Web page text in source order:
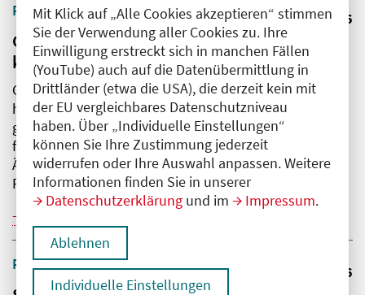
Mit Klick auf „Alle Cookies akzeptieren“ stimmen
Sie der Verwendung aller Cookies zu. Ihre
Einwilligung erstreckt sich in manchen Fällen
(YouTube) auch auf die Datenübermittlung in
Drittländer (etwa die USA), die derzeit kein mit
der EU vergleichbares Datenschutzniveau
haben. Über „Individuelle Einstellungen“
können Sie Ihre Zustimmung jederzeit
widerrufen oder Ihre Auswahl anpassen. Weitere
Informationen finden Sie in unserer
Datenschutzerklärung und im Impressum.
Ablehnen
Individuelle Einstellungen
Pressemitteilung 10.03.2026
Gewalttaten gegen medizinisches Personal
konsequent verfolgen
Gewalttätige Übergriffe auf Ärzt:innen werden immer
häufiger. Anlässlich des Europäischen Aktionstages
gegen Gewalt im Gesundheitswesen am 12. März
fordert die Ärztekammer Berlin eine konsequente
Ächtung der Taten und mehr Schutz für medizinisches
Personal.
Pressemitteilung 05.03.2026